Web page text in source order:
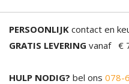
PERSOONLIJK contact en
GRATIS LEVERING vanaf €
HULP NODIG? bel ons 078-